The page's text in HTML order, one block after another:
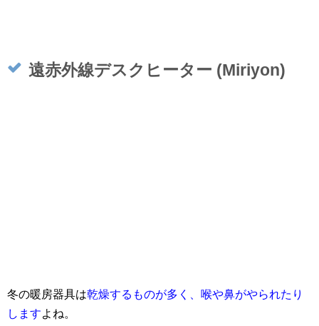
遠赤外線デスクヒーター (Miriyon)
冬の暖房器具は乾燥するものが多く、喉や鼻がやられたり
しますよね。